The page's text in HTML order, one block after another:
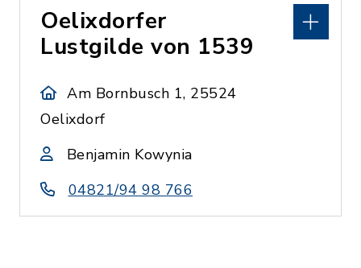
Oelixdorfer
Lustgilde von 1539
Am Bornbusch 1, 25524
Oelixdorf
Benjamin Kowynia
04821/94 98 766